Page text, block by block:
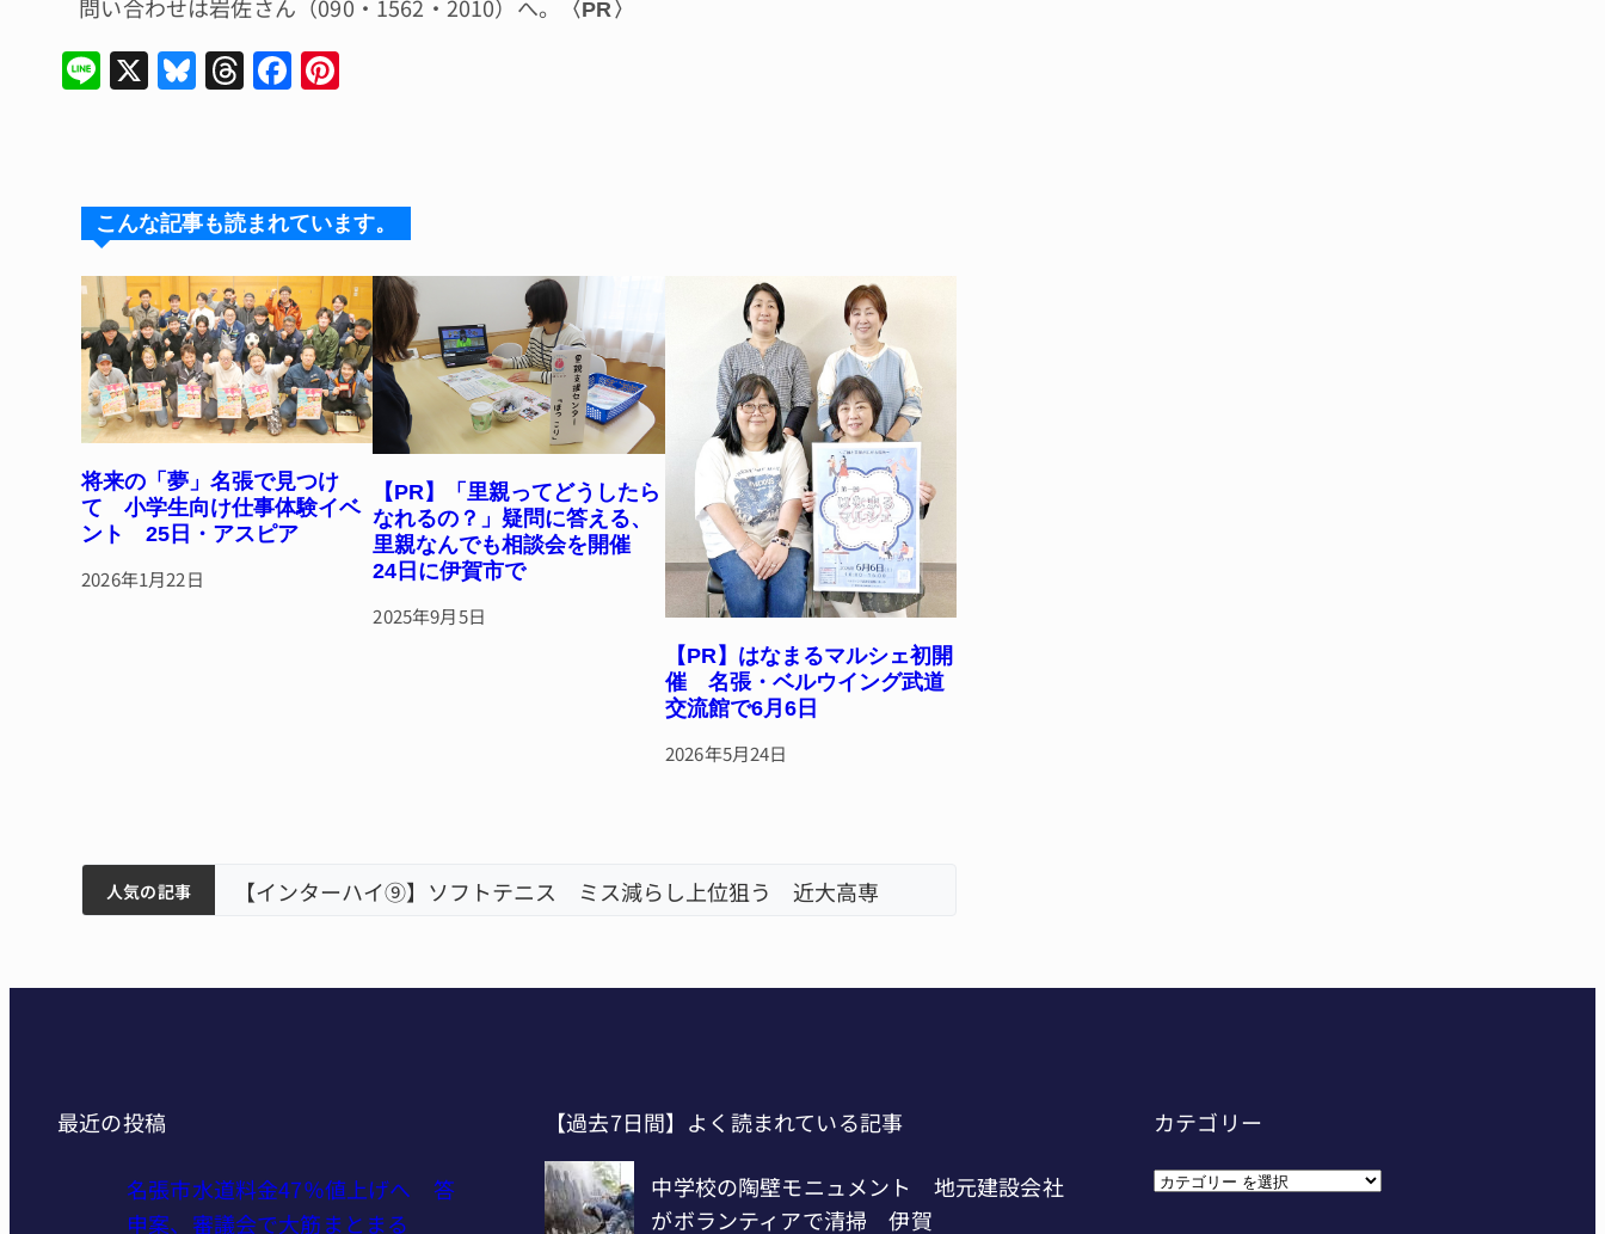
問い合わせは岩佐さん（090・1562・2010）へ。
〈PR〉
Li X Bl
k
y
T
d
s
F
b
o
o
k
st
こんな記事も読まれています。
将来の「夢」名張で見つけ
て 小学生向け仕事体験イベ
ント 25日・アスピア
2026年1月22日
【PR】「里親ってどうしたら
なれるの？」疑問に答える、
里親なんでも相談会を開催
24日に伊賀市で
2025年9月5日
【PR】はなまるマルシェ初開
催 名張・ベルウイング武道
交流館で6月6日
2026年5月24日
人気の記事
ィアで清掃 伊賀
3回目の派遣
う 近大高専 リレーで東海中学総体へ 伊賀・名張
最近の投稿
名張市水道料金47％値上げへ 答
申案、審議会で大筋まとまる
【過去7日間】よく読まれている記事
カテゴリー
カ